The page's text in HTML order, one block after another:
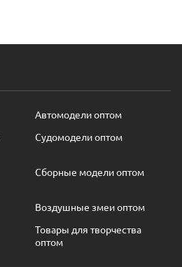
Автомодели оптом
Судомодели оптом
Сборные модели оптом
Воздушные змеи оптом
Товары для творчества
оптом